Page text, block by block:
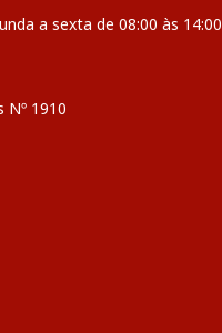
a sexta de 08:00 às 14:00
Nº 1910